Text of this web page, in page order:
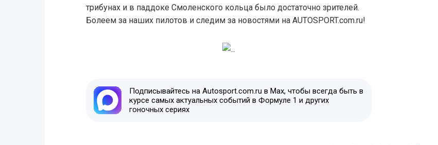
трибунах и в паддоке Смоленского кольца было достаточно зрителей.
Болеем за наших пилотов и следим за новостями на AUTOSPORT.com.ru!
Подписывайтесь на Autosport.com.ru в Max, чтобы всегда быть в
курсе самых актуальных событий в Формуле 1 и других
гоночных сериях